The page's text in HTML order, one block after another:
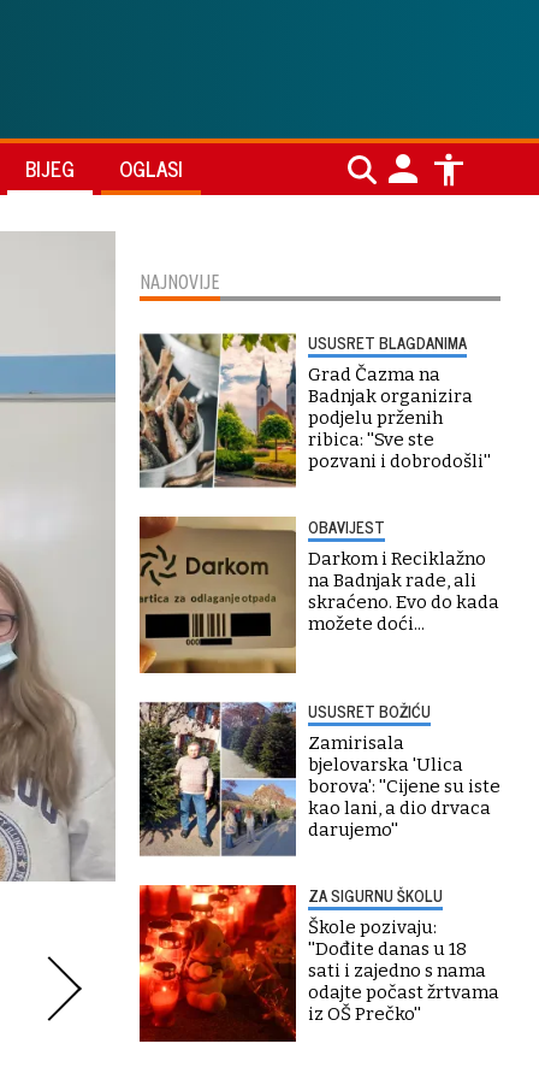
BIJEG OGLASI
NAJNOVIJE
USUSRET BLAGDANIMA
Grad Čazma na
Badnjak organizira
podjelu prženih
ribica: ''Sve ste
pozvani i dobrodošli''
OBAVIJEST
Darkom i Reciklažno
na Badnjak rade, ali
skraćeno. Evo do kada
možete doći...
USUSRET BOŽIĆU
Zamirisala
bjelovarska 'Ulica
borova': ''Cijene su iste
kao lani, a dio drvaca
darujemo''
ZA SIGURNU ŠKOLU
Škole pozivaju:
''Dođite danas u 18
sati i zajedno s nama
odajte počast žrtvama
iz OŠ Prečko''